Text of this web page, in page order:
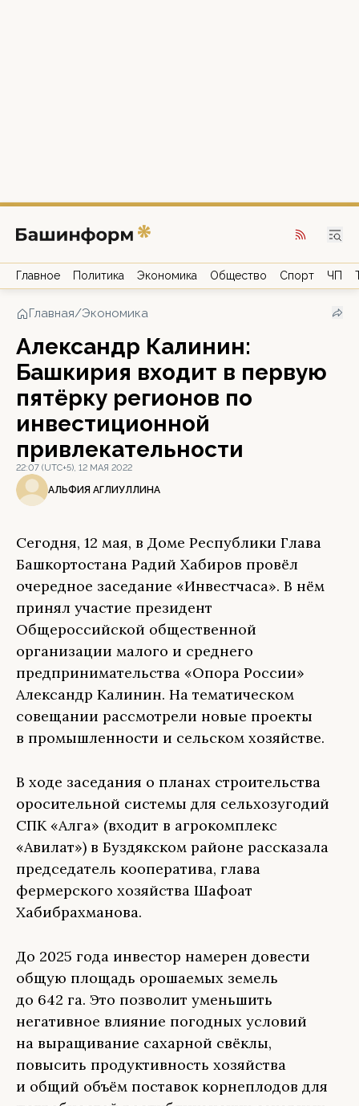
Главное Политика Экономика Общество Спорт ЧП
Главная/Экономика
Александр Калинин:
Башкирия входит в первую
пятёрку регионов по
инвестиционной
привлекательности
22:07 (UTC+5), 12 МАЯ 2022
АЛЬФИЯ АГЛИУЛЛИНА
Сегодня, 12 мая, в Доме Республики Глава
Башкортостана Радий Хабиров провёл
очередное заседание «Инвестчаса». В нём
принял участие президент
Общероссийской общественной
организации малого и среднего
предпринимательства «Опора России»
Александр Калинин. На тематическом
совещании рассмотрели новые проекты
в промышленности и сельском хозяйстве.
В ходе заседания о планах строительства
оросительной системы для сельхозугодий
СПК «Алга» (входит в агрокомплекс
«Авилат») в Буздякском районе рассказала
председатель кооператива, глава
фермерского хозяйства Шафоат
Хабибрахманова.
До 2025 года инвестор намерен довести
общую площадь орошаемых земель
до 642 га. Это позволит уменьшить
негативное влияние погодных условий
на выращивание сахарной свёклы,
повысить продуктивность хозяйства
и общий объём поставок корнеплодов для